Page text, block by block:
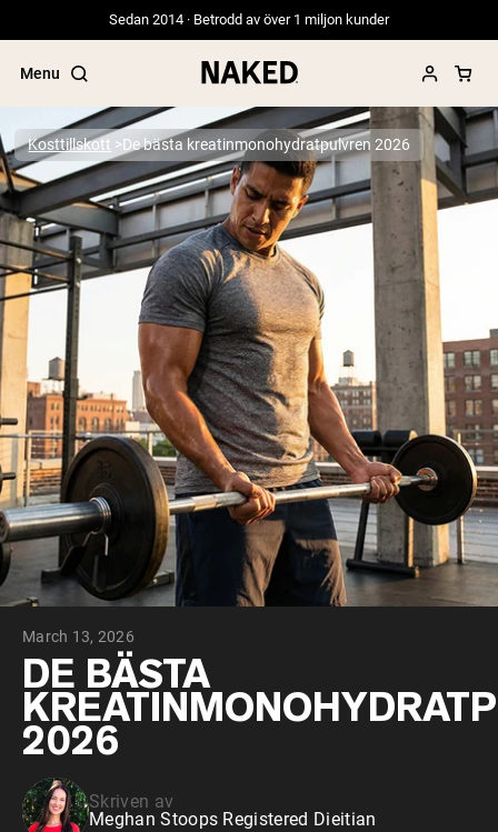
Sedan 2014 · Betrodd av över 1 miljon kunder
Menu
Populära söktermer
”Protein Powder“
”Overnight Oats“
”Vegan protein“
”Collagen“
”Micellar Casein“
PROTEIN POWDERSBest Seller
Gräsbetat vassleprotein
Vassleisolat från gräsbetande djur
Getproteinpulver från get
Micellärt kasein
Mass Gainer
Proteinkaffe
Shop All Protein Powders
VEGAN PROTEIN
Ärtprotein
Jordnötssmör
Fröproteinpulver
Kosttillskott De bästa kreatinmonohydratpulvren 2026
March 13, 2026
DE BÄSTA
2026
Skriven av
Meghan Stoops Registered Dieitian